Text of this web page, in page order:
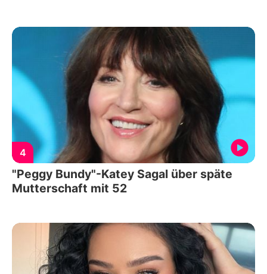
4
"Peggy Bundy"-Katey Sagal über späte
Mutterschaft mit 52